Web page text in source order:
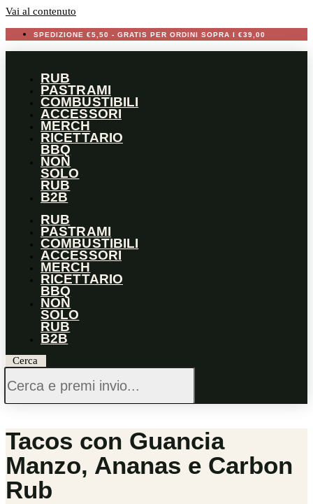
Vai al contenuto
SPEDIZIONE €5,50 - GRATIS PER ORDINI SOPRA I €39,00
RUB
PASTRAMI
COMBUSTIBILI
ACCESSORI
MERCH
RICETTARIO
BBQ
NON
SOLO
RUB
B2B
RUB
PASTRAMI
COMBUSTIBILI
ACCESSORI
MERCH
RICETTARIO
BBQ
NON
SOLO
RUB
B2B
Cerca
Tacos con Guancia
Manzo, Ananas e Carbon
Rub